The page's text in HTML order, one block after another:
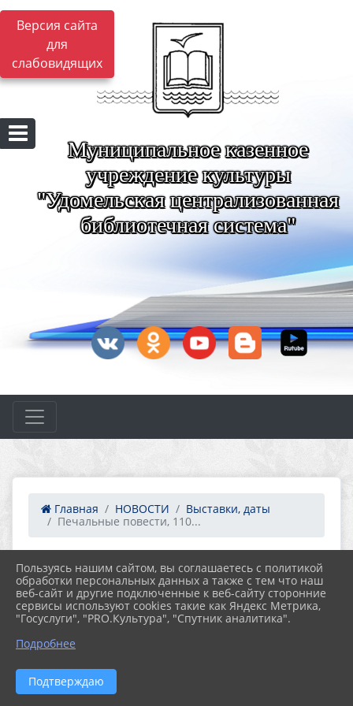
Версия сайта
для
слабовидящих
Муниципальное казенное
учреждение культуры
"Удомельская централизованная
библиотечная система"
Главная НОВОСТИ
Выставки, даты
Печальные повести, 110...
17.06.2021 16:06 49
ПЕЧАЛЬНЫЕ ПОВЕСТИ, 110 ЛЕТ СО ДНЯ
РОЖДЕНИЯ ВИКТОРА НЕКРАСОВА
Пользуясь нашим сайтом, вы соглашаетесь с политикой
обработки персональных данных а также с тем что наш
веб-сайт и другие подключенные к веб-сайту сторонние
сервисы используют cookies такие как Яндекс Метрика,
"Госуслуги", "PRO.Культура", "Спутник аналитика".
Подробнее
Подтверждаю